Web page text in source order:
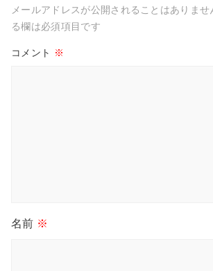
メールアドレスが公開されることはありませ
る欄は必須項目です
コメント ※
名前 ※